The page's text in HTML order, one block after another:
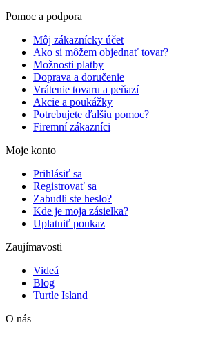
Pomoc a podpora
Môj zákaznícky účet
Ako si môžem objednať tovar?
Možnosti platby
Doprava a doručenie
Vrátenie tovaru a peňazí
Akcie a poukážky
Potrebujete ďalšiu pomoc?
Firemní zákazníci
Moje konto
Prihlásiť sa
Registrovať sa
Zabudli ste heslo?
Kde je moja zásielka?
Uplatniť poukaz
Zaujímavosti
Videá
Blog
Turtle Island
O nás